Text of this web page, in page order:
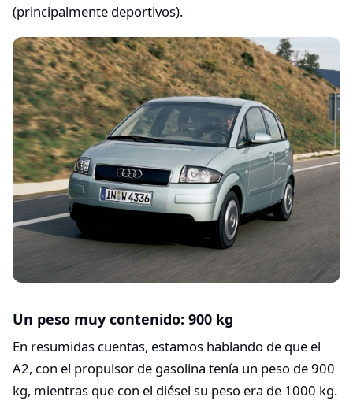
(principalmente deportivos).
Un peso muy contenido: 900 kg
En resumidas cuentas, estamos hablando de que el
A2, con el propulsor de gasolina tenía un peso de 900
kg, mientras que con el diésel su peso era de 1000 kg.